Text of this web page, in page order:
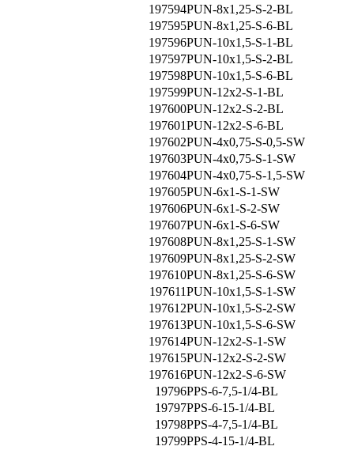
197594PUN-8x1,25-S-2-BL
197595PUN-8x1,25-S-6-BL
197596PUN-10x1,5-S-1-BL
197597PUN-10x1,5-S-2-BL
197598PUN-10x1,5-S-6-BL
197599PUN-12x2-S-1-BL
197600PUN-12x2-S-2-BL
197601PUN-12x2-S-6-BL
197602PUN-4x0,75-S-0,5-SW
197603PUN-4x0,75-S-1-SW
197604PUN-4x0,75-S-1,5-SW
197605PUN-6x1-S-1-SW
197606PUN-6x1-S-2-SW
197607PUN-6x1-S-6-SW
197608PUN-8x1,25-S-1-SW
197609PUN-8x1,25-S-2-SW
197610PUN-8x1,25-S-6-SW
197611PUN-10x1,5-S-1-SW
197612PUN-10x1,5-S-2-SW
197613PUN-10x1,5-S-6-SW
197614PUN-12x2-S-1-SW
197615PUN-12x2-S-2-SW
197616PUN-12x2-S-6-SW
19796PPS-6-7,5-1/4-BL
19797PPS-6-15-1/4-BL
19798PPS-4-7,5-1/4-BL
19799PPS-4-15-1/4-BL